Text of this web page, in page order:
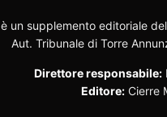
è un supplemento editoriale
Aut. Tribunale di Torre
Direttore responsabile:
Editore: Cierre